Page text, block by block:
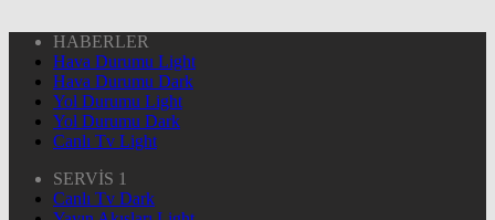
HABERLER
Hava Durumu Light
Hava Durumu Dark
Yol Durumu Light
Yol Durumu Dark
Canlı Tv Light
SERVİS 1
Canlı Tv Dark